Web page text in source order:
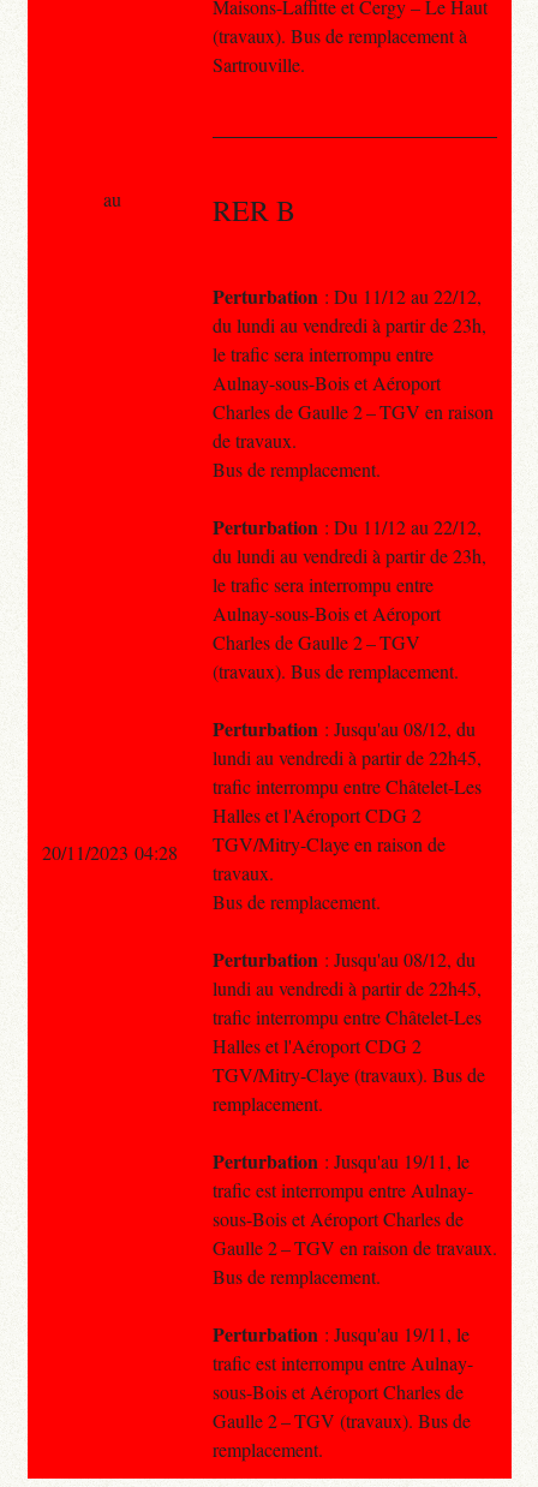
Maisons-Laffitte et Cergy – Le Haut
(travaux). Bus de remplacement à
Sartrouville.
RER B
Perturbation : Du 11/12 au 22/12,
du lundi au vendredi à partir de 23h,
le trafic sera interrompu entre
Aulnay-sous-Bois et Aéroport
Charles de Gaulle 2 – TGV en raison
de travaux.
Bus de remplacement.
Perturbation : Du 11/12 au 22/12,
du lundi au vendredi à partir de 23h,
le trafic sera interrompu entre
Aulnay-sous-Bois et Aéroport
Charles de Gaulle 2 – TGV
(travaux). Bus de remplacement.
Perturbation : Jusqu'au 08/12, du
lundi au vendredi à partir de 22h45,
trafic interrompu entre Châtelet-Les
Halles et l'Aéroport CDG 2
TGV/Mitry-Claye en raison de
travaux.
Bus de remplacement.
Perturbation : Jusqu'au 08/12, du
lundi au vendredi à partir de 22h45,
trafic interrompu entre Châtelet-Les
Halles et l'Aéroport CDG 2
TGV/Mitry-Claye (travaux). Bus de
remplacement.
Perturbation : Jusqu'au 19/11, le
trafic est interrompu entre Aulnay-
sous-Bois et Aéroport Charles de
Gaulle 2 – TGV en raison de travaux.
Bus de remplacement.
Perturbation : Jusqu'au 19/11, le
trafic est interrompu entre Aulnay-
sous-Bois et Aéroport Charles de
Gaulle 2 – TGV (travaux). Bus de
remplacement.
au
20/11/2023 04:28